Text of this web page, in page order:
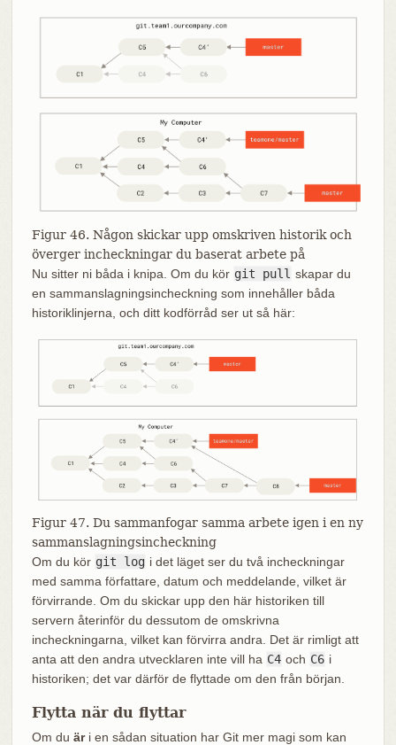
Figur 46. Någon skickar upp omskriven historik och
överger incheckningar du baserat arbete på
Nu sitter ni båda i knipa. Om du kör git pull skapar du
en sammanslagningsincheckning som innehåller båda
historiklinjerna, och ditt kodförråd ser ut så här:
Figur 47. Du sammanfogar samma arbete igen i en ny
sammanslagningsincheckning
Om du kör git log i det läget ser du två incheckningar
med samma författare, datum och meddelande, vilket är
förvirrande. Om du skickar upp den här historiken till
servern återinför du dessutom de omskrivna
incheckningarna, vilket kan förvirra andra. Det är rimligt att
anta att den andra utvecklaren inte vill ha C4 och C6 i
historiken; det var därför de flyttade om den från början.
Flytta när du flyttar
Om du äri en sådan situation har Git mer magi som kan